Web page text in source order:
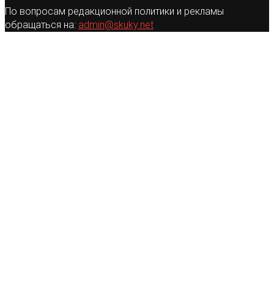
По вопросам редакционной политики и рекламы
обращаться на: admin@skuky.net